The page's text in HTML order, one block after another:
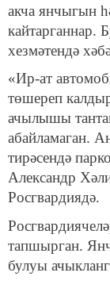
акча янчыгын
кайтарганнар.
хезмәтендә
«Ир-ат
төшереп
ачылышы
абайламаган.
тирәсендә
Александр
Росгвардиядә.
тапшырган.
булуы